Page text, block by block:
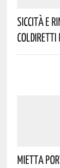
Siccità E
Coldiretti
Mietta